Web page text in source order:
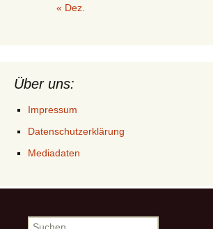
« Dez.
Über uns:
Impressum
Datenschutzerklärung
Mediadaten
Suchen